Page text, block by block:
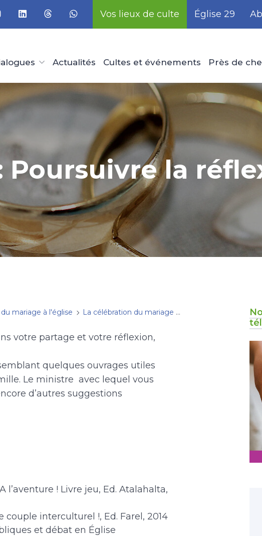
Vos lieux de culte Église 29
Actualités Cultes et événements Près de
Poursuivre la
mariage à l'église La célébration du mariage à l'église Mariage :
votre partage et votre réflexion,
quelques ouvrages utiles
Le ministre avec lequel vous
d’autres suggestions
l’aventure ! Livre jeu, Ed. Atalahalta,
couple interculturel !, Ed. Farel, 2014
et débat en Église